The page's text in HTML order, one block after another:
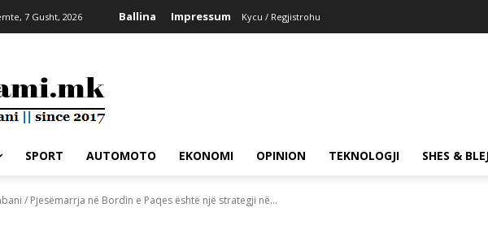
7 Gusht, 2026 Ballina Impressum Kycu / Regjistrohu
SPORT AUTOMOTO EKONOMI OPINION TEKNOLOGJI SHES &
/ Pjesëmarrja në Bordin e Paqes është një strategji në...